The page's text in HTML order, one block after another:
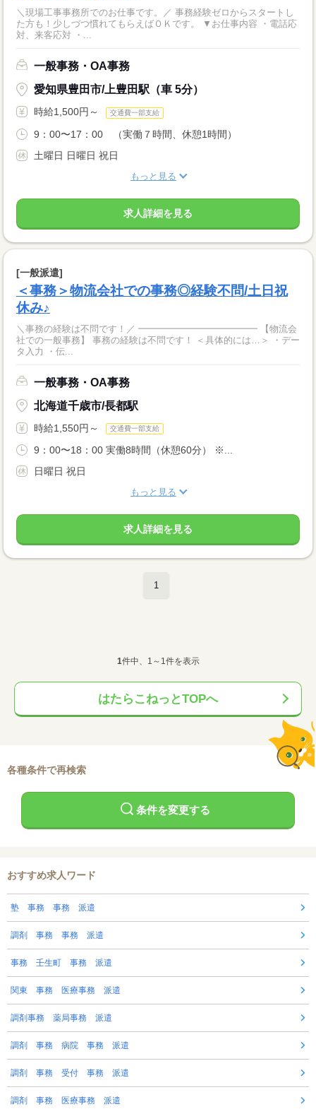
＼現場工事事務所でのお仕事です。／ 事務経験ゼロからスタートし
た方も！少しづつ慣れてもらえばＯＫです。 ▼お仕事内容 ・電話応
対、来客応対 ・...
一般事務・OA事務
愛知県豊田市/上豊田駅（車 5分）
時給1,500円～ 交通費一部支給
9：00〜17：00 （実働７時間、休憩1時間）
土曜日 日曜日 祝日
もっと見る
求人詳細を見る
[一般派遣]
＜事務＞物流会社での事務◎経験不問/土日祝
休み♪
＼事務の経験は不問です！／ ━━━━━━━━━━━━━ 【物流会
社での一般事務】 事務の経験は不問です！ ＜具体的には…＞ ・デー
タ入力 ・伝...
一般事務・OA事務
北海道千歳市/長都駅
時給1,550円～ 交通費一部支給
9：00〜18：00 実働8時間（休憩60分） ※...
日曜日 祝日
もっと見る
求人詳細を見る
1
1件中、1～1件を表示
はたらこねっとTOPへ
各種条件で再検索
条件を変更する
おすすめ求人ワード
塾 事務 事務 派遣
調剤 事務 事務 派遣
事務 壬生町 事務 派遣
関東 事務 医療事務 派遣
調剤事務 薬局事務 派遣
調剤 事務 病院 事務 派遣
調剤 事務 受付 事務 派遣
調剤 事務 医療事務 派遣